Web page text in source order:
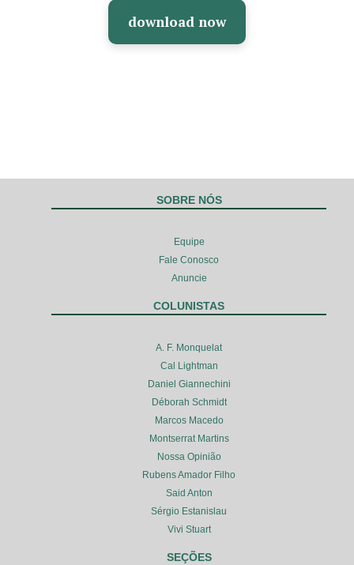
download now
SOBRE NÓS
Equipe
Fale Conosco
Anuncie
COLUNISTAS
A. F. Monquelat
Cal Lightman
Daniel Giannechini
Déborah Schmidt
Marcos Macedo
Montserrat Martins
Nossa Opinião
Rubens Amador Filho
Said Anton
Sérgio Estanislau
Vivi Stuart
SEÇÕES